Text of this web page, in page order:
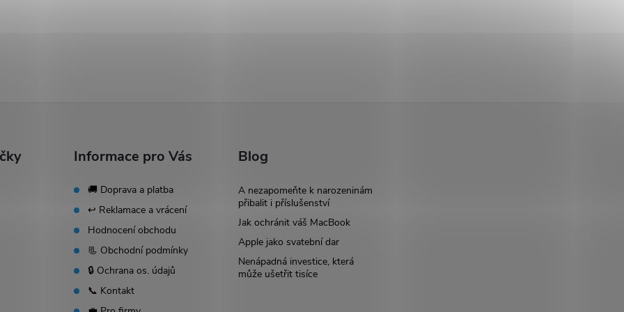
Informace pro Vás
🚚 Doprava a platba
↩️ Reklamace a vrácení
Hodnocení obchodu
📃 Obchodní podmínky
🔒 Ochrana os. údajů
📞 Kontakt
Blog
A nezapomeňte k narozeninám
přibalit i příslušenství
Jak ochránit váš MacBook
Apple jako svatební dar
Nenápadná investice, která
může ušetřit tisíce